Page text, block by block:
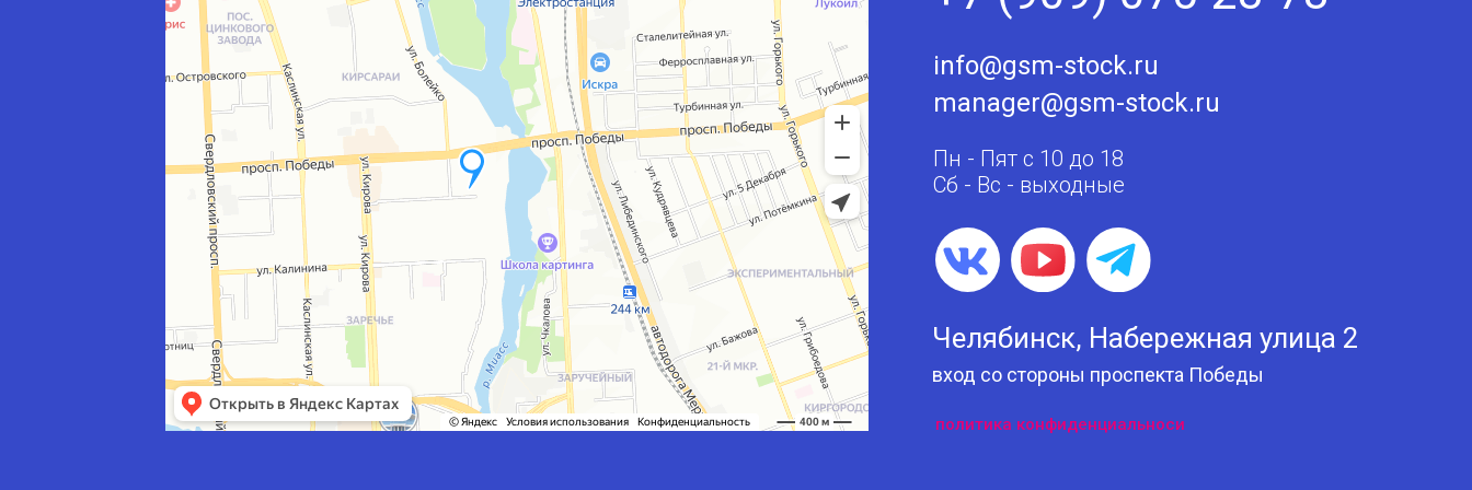
Пн - Пят с 10 до 18
Сб - Вс - выходные
политика конфиденциальноси
info@gsm-stock.ru
manager@gsm-stock.ru
Челябинск, Набережная улица 2
вход со стороны проспекта Победы